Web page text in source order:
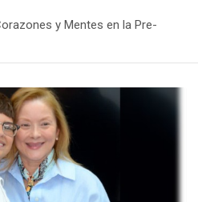
y Mentes en la Pre-